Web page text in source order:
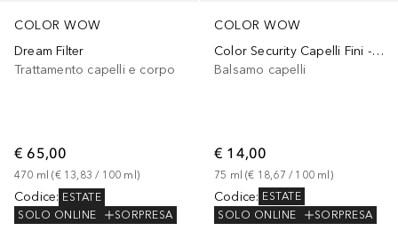
COLOR WOW
Dream Filter
Trattamento capelli e corpo
€ 65,00
470 ml (€ 13,83 / 100 ml )
Codice: ESTATE
SOLO ONLINE
SORPRESA
COLOR WOW
Color Security Capelli Fini - TRAVEL SIZE
Balsamo capelli
€ 14,00
75 ml (€ 18,67 / 100 ml)
Codice: ESTATE
SOLO ONLINE
SORPRESA